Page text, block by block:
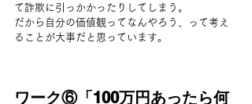
て詐欺に引っかかったりしてしまう。
だから自分の価値観ってなんやろう、って考え
ることが大事だと思っています。
ワーク⑥「100万円あったら何